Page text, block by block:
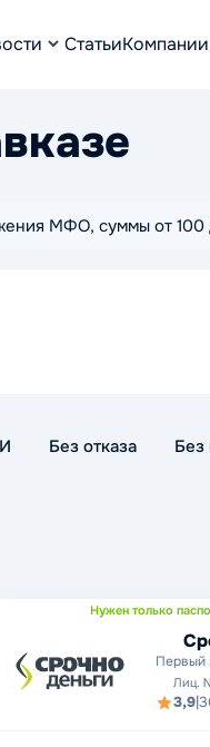
СтатьиКомпании
МФО, суммы от 100
Без отказа Без
Нужен только
Первый
Лиц.
3,9|